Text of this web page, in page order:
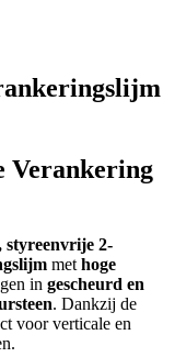
Verankering
styreenvrije 2-
methoge
in gescheurd en
. Dankzij de
voor verticale en